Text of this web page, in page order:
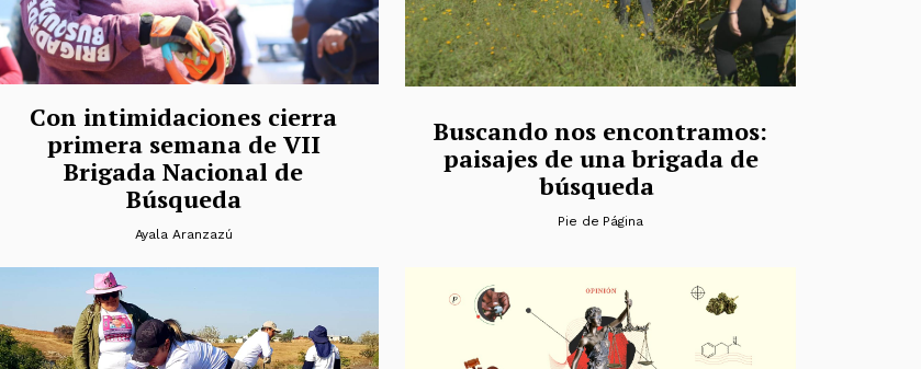
Con intimidaciones cierra
primera semana de VII
Brigada Nacional de
Búsqueda
Ayala Aranzazú
Buscando nos encontramos:
paisajes de una brigada de
búsqueda
Pie de Página